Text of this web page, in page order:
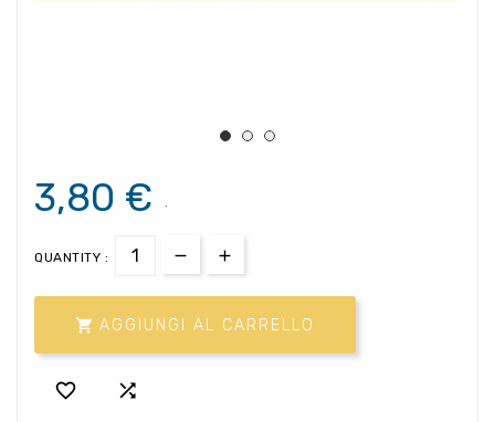
3,80 € .
QUANTITY :
 AGGIUNGI AL CARRELLO
 